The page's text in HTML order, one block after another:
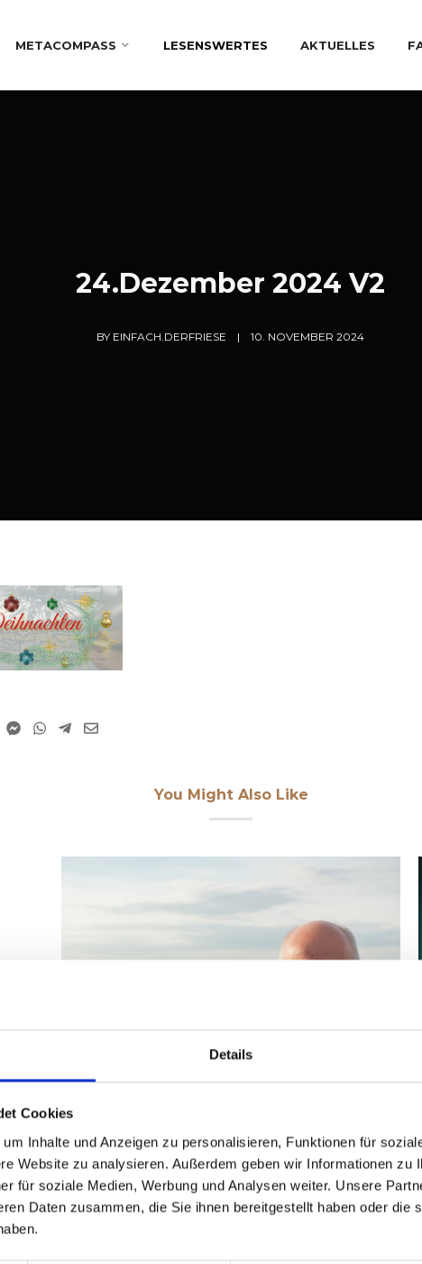
Details
Cookies
Inhalte und Anzeigen zu personalisieren, Funktionen für
Website zu analysieren. Außerdem geben wir Informationen zu
für soziale Medien, Werbung und Analysen weiter. Unsere
Daten zusammen, die Sie ihnen bereitgestellt haben oder die
METACOMPASS LESENSWERTES AKTUELLES
24.Dezember 2024 V2
BY EINFACH.DERFRIESE 10. NOVEMBER 2024
You Might Also Like
Innovation ohne Marktschreierei |
MetaCompass
4. FEBRUAR 2026